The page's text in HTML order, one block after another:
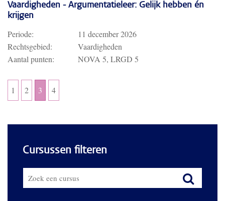
Vaardigheden - Argumentatieleer: Gelijk hebben én
krijgen
Periode:
11 december 2026
Rechtsgebied:
Vaardigheden
Aantal punten:
NOVA 5, LRGD 5
1 2 3 4
Cursussen filteren